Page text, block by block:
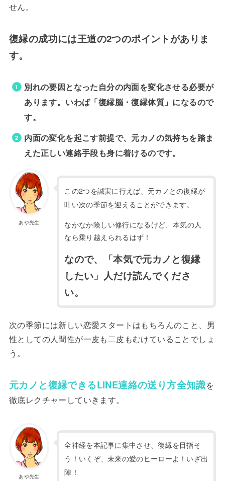
せん。
復縁の成功には王道の2つのポイントがありま
す。
別れの要因となった自分の内面を変化させる必要が
あります。いわば「復縁脳・復縁体質」になるので
す。
内面の変化を起こす前提で、元カノの気持ちを踏ま
えた正しい連絡手段も身に着けるのです。
あや先生
この2つを誠実に行えば、元カノとの復縁が
叶い次の季節を迎えることができます。
なかなか険しい修行になるけど、本気の人
なら乗り越えられるはず！
なので、「本気で元カノと復縁
したい」人だけ読んでくださ
い。
次の季節には新しい恋愛スタートはもちろんのこと、男
性としての人間性が一皮も二皮もむけていることでしょ
う。
元カノと復縁できるLINE連絡の送り方全知識を
徹底レクチャーしていきます。
あや先生
全神経を本記事に集中させ、復縁を目指そ
う！いくぞ、未来の愛のヒーローよ！いざ出
陣！